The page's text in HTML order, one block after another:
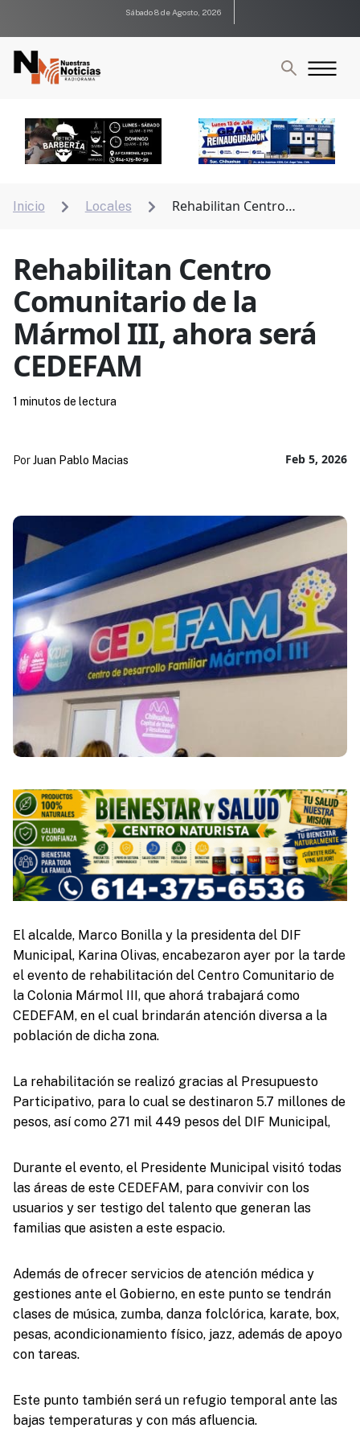
Sábado 8 de Agosto, 2026
Inicio  Locales 
Rehabilitan Centro
Rehabilitan Centro
Comunitario de la
Mármol III, ahora será
CEDEFAM
Feb 5, 2026
PorJuan Pablo Macias
1 minutos de lectura
El alcalde, Marco Bonilla y la presidenta del DIF
Municipal, Karina Olivas, encabezaron ayer por la tarde
el evento de rehabilitación del Centro Comunitario de
la Colonia Mármol III, que ahorá trabajará como
CEDEFAM, en el cual brindarán atención diversa a la
población de dicha zona.
La rehabilitación se realizó gracias al Presupuesto
Participativo, para lo cual se destinaron 5.7 millones de
pesos, así como 271 mil 449 pesos del DIF Municipal,
Durante el evento, el Presidente Municipal visitó todas
las áreas de este CEDEFAM, para convivir con los
usuarios y ser testigo del talento que generan las
familias que asisten a este espacio.
Además de ofrecer servicios de atención médica y
gestiones ante el Gobierno, en este punto se tendrán
clases de música, zumba, danza folclórica, karate, box,
pesas, acondicionamiento físico, jazz, además de apoyo
con tareas.
Este punto también será un refugio temporal ante las
bajas temperaturas y con más afluencia.